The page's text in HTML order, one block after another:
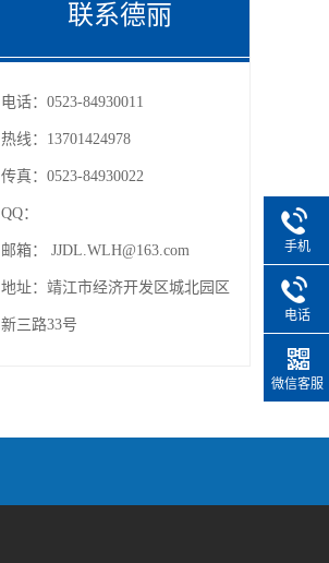
联系德丽
电话： 0523-84930011
热线： 13701424978
传真： 0523-84930022
QQ：
邮箱： JJDL.WLH@163.com
地址： 靖江市经济开发区城北园区
新三路33号
手机
电话
微信客服